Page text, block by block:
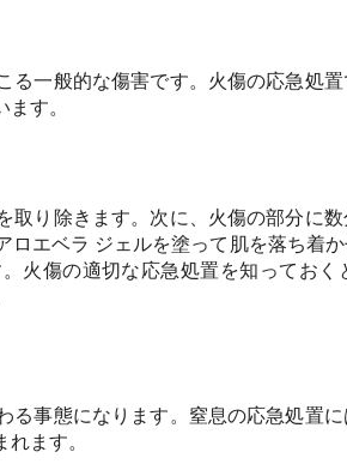
る一般的な傷害です。火傷の応急処
す。
取り除きます。次に、火傷の部分に
ロエベラ ジェルを塗って肌を落ち着
火傷の適切な応急処置を知ってお
る事態になります。窒息の応急処置
ます。